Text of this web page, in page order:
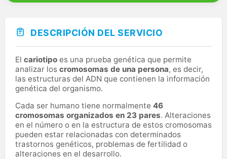
DESCRIPCIÓN DEL SERVICIO
El cariotipo es una prueba genética que permite
analizar los cromosomas de una persona, es decir,
las estructuras del ADN que contienen la información
genética del organismo.
Cada ser humano tiene normalmente 46
cromosomas organizados en 23 pares. Alteraciones
en el número o en la estructura de estos cromosomas
pueden estar relacionadas con determinados
trastornos genéticos, problemas de fertilidad o
alteraciones en el desarrollo.